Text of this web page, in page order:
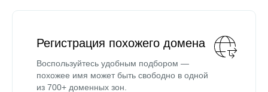
Регистрация похожего домена
Воспользуйтесь удобным подбором —
похожее имя может быть свободно в одной
из 700+ доменных зон.